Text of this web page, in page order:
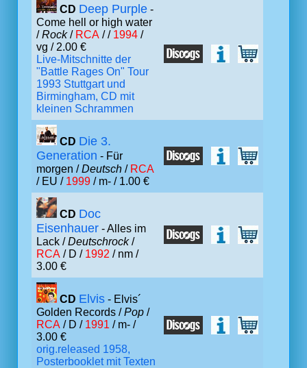
CD Deep Purple -
Come hell or high water
/Rock/ RCA / / 1994 /
vg / 2.00 €
Live-Mitschnitte der
"Battle Rages On" Tour
1993 Stuttgart und
Birmingham, CD mit
kleinen Schrammen
CD Die 3.
Generation - Für
morgen /Deutsch / RCA
/ EU / 1999 / m- / 1.00 €
CD Doc
Eisenhauer - Alles im
Lack /Deutschrock/
RCA / D / 1992 / nm /
3.00 €
CD Elvis - Elvis´
Golden Records /Pop /
RCA / D / 1991 / m- /
3.00 €
orig.released 1958,
Posterbooklet mit Texten